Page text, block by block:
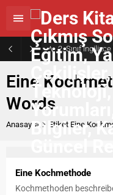
Eine
Words
Anasayfa Etiket:Eine
Eine Kochmethode
Kochmethoden